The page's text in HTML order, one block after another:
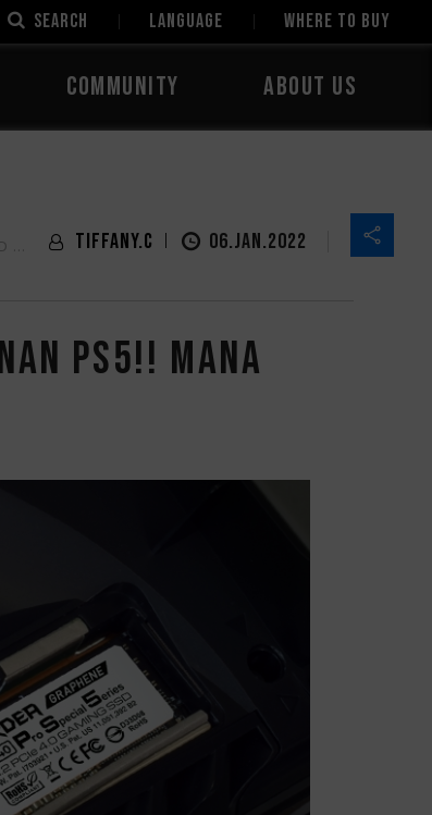
SEARCH LANGUAGE Where to Buy
COMMUNITY ABOUT US
Tiffany.C 06.JAN.2022
PS5!! Mana